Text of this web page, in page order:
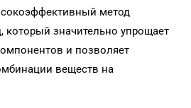
метод
который значительно упрощает
и позволяет
веществ на